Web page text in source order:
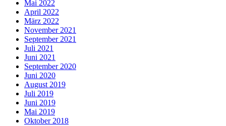
Mai 2022
April 2022
März 2022
November 2021
September 2021
Juli 2021
Juni 2021
September 2020
Juni 2020
August 2019
Juli 2019
Juni 2019
Mai 2019
Oktober 2018